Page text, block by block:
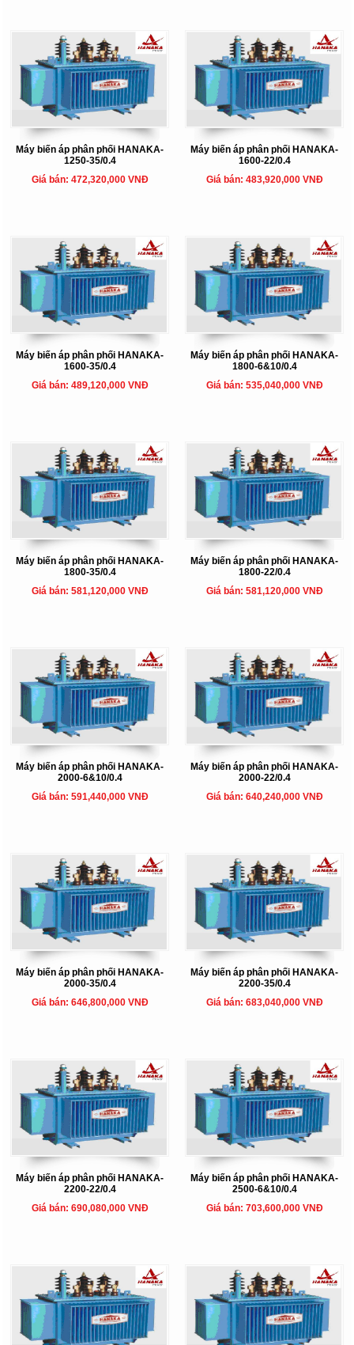
Máy biến áp phân phối HANAKA-
1250-35/0.4
Giá bán: 472,320,000 VNĐ
Máy biến áp phân phối HANAKA-
1600-22/0.4
Giá bán: 483,920,000 VNĐ
Máy biến áp phân phối HANAKA-
1600-35/0.4
Giá bán: 489,120,000 VNĐ
Máy biến áp phân phối HANAKA-
1800-6&10/0.4
Giá bán: 535,040,000 VNĐ
Máy biến áp phân phối HANAKA-
1800-35/0.4
Giá bán: 581,120,000 VNĐ
Máy biến áp phân phối HANAKA-
1800-22/0.4
Giá bán: 581,120,000 VNĐ
Máy biến áp phân phối HANAKA-
2000-6&10/0.4
Giá bán: 591,440,000 VNĐ
Máy biến áp phân phối HANAKA-
2000-22/0.4
Giá bán: 640,240,000 VNĐ
Máy biến áp phân phối HANAKA-
2000-35/0.4
Giá bán: 646,800,000 VNĐ
Máy biến áp phân phối HANAKA-
2200-35/0.4
Giá bán: 683,040,000 VNĐ
Máy biến áp phân phối HANAKA-
2200-22/0.4
Giá bán: 690,080,000 VNĐ
Máy biến áp phân phối HANAKA-
2500-6&10/0.4
Giá bán: 703,600,000 VNĐ